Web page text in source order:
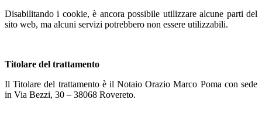
Disabilitando i cookie, è ancora possibile utilizzare alcune parti del
sito web, ma alcuni servizi potrebbero non essere utilizzabili.
Titolare del trattamento
Il Titolare del trattamento è il Notaio Orazio Marco Poma con sede
in Via Bezzi, 30 – 38068 Rovereto.